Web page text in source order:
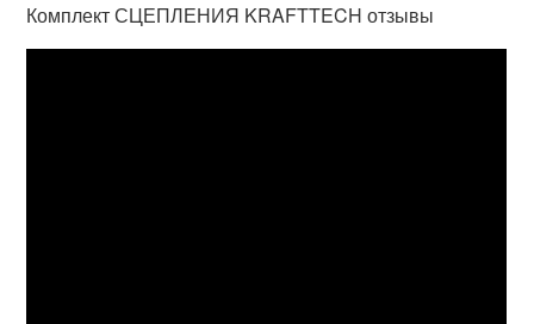
Комплект СЦЕПЛЕНИЯ KRAFTTECH отзывы